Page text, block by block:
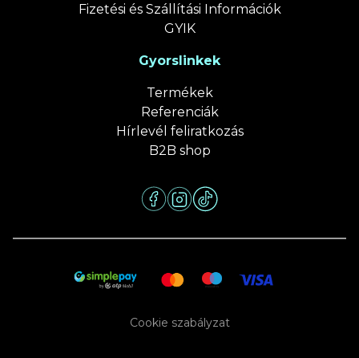
Fizetési és Szállítási Információk
GYIK
Gyorslinkek
Termékek
Referenciák
Hírlevél feliratkozás
B2B shop
Cookie szabályzat